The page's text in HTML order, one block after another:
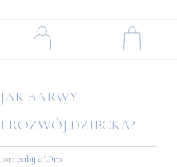
BARWY
ROZWÓJ DZIECKA?
baby d'Oro